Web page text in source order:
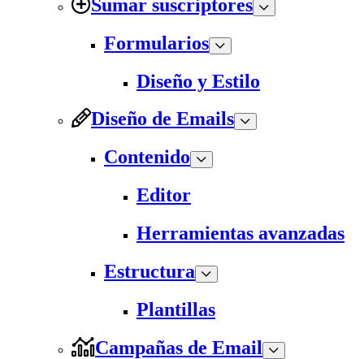
Sumar suscriptores
Formularios
Diseño y Estilo
Diseño de Emails
Contenido
Editor
Herramientas avanzadas
Estructura
Plantillas
Campañas de Email